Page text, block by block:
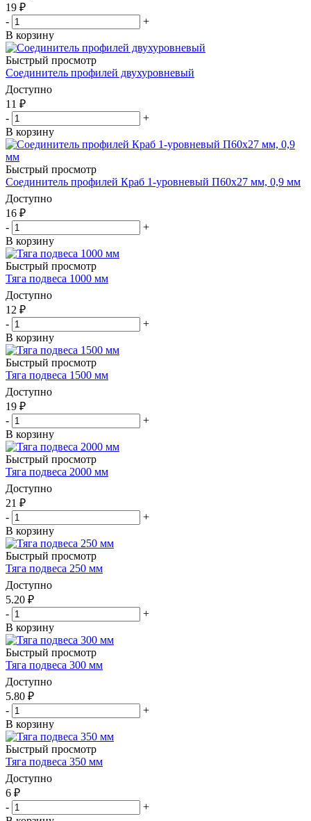
19 ₽
-
+
В корзину
Быстрый просмотр
Соединитель профилей двухуровневый
Доступно
11 ₽
-
+
В корзину
Быстрый просмотр
Соединитель профилей Краб 1-уровневый П60x27 мм, 0,9 мм
Доступно
16 ₽
-
+
В корзину
Быстрый просмотр
Тяга подвеса 1000 мм
Доступно
12 ₽
-
+
В корзину
Быстрый просмотр
Тяга подвеса 1500 мм
Доступно
19 ₽
-
+
В корзину
Быстрый просмотр
Тяга подвеса 2000 мм
Доступно
21 ₽
-
+
В корзину
Быстрый просмотр
Тяга подвеса 250 мм
Доступно
5.20 ₽
-
+
В корзину
Быстрый просмотр
Тяга подвеса 300 мм
Доступно
5.80 ₽
-
+
В корзину
Быстрый просмотр
Тяга подвеса 350 мм
Доступно
6 ₽
-
+